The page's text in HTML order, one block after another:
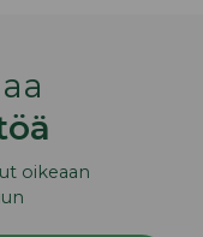
oikeaan